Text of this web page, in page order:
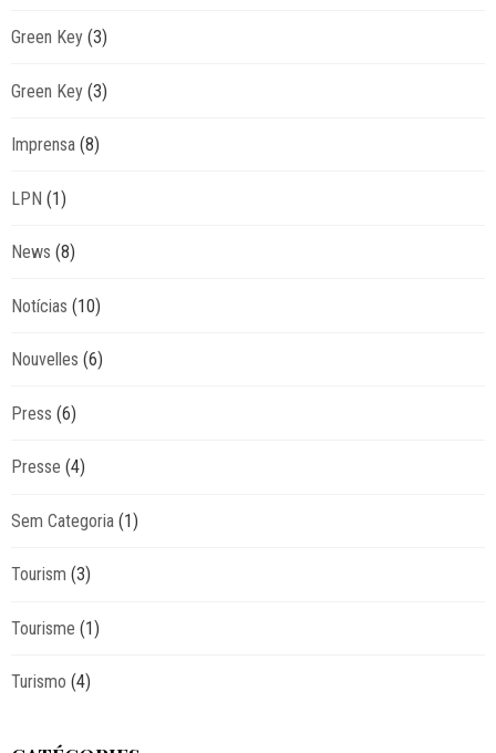
Green Key (3)
Green Key (3)
Imprensa (8)
LPN (1)
News (8)
Notícias (10)
Nouvelles (6)
Press (6)
Presse (4)
Sem Categoria (1)
Tourism (3)
Tourisme (1)
Turismo (4)